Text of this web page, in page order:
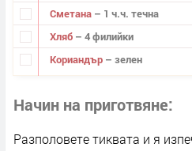
Сметана – 1 ч.ч. течна
Хляб – 4 филийки
Кориандър – зелен
Начин на приготвяне
Разполовете тиквата и я